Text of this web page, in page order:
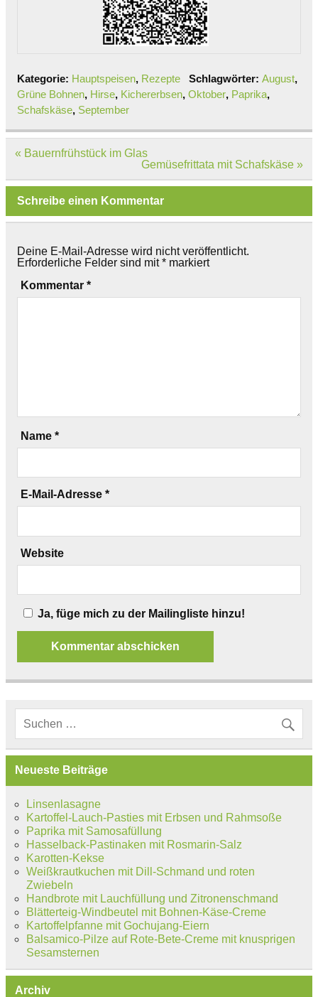
Kategorie: Hauptspeisen, Rezepte Schlagwörter: August,
Grüne Bohnen, Hirse, Kichererbsen, Oktober, Paprika,
Schafskäse, September
Beitragsnavigation
« Bauernfrühstück im Glas
Gemüsefrittata mit Schafskäse »
Schreibe einen Kommentar
Deine E-Mail-Adresse wird nicht veröffentlicht.
Erforderliche Felder sind mit* markiert
Kommentar *
Name *
E-Mail-Adresse *
Website
Ja, füge mich zu der Mailingliste hinzu!
Neueste Beiträge
Linsenlasagne
Kartoffel-Lauch-Pasties mit Erbsen und Rahmsoße
Paprika mit Samosafüllung
Hasselback-Pastinaken mit Rosmarin-Salz
Karotten-Kekse
Weißkrautkuchen mit Dill-Schmand und roten
Zwiebeln
Handbrote mit Lauchfüllung und Zitronenschmand
Blätterteig-Windbeutel mit Bohnen-Käse-Creme
Kartoffelpfanne mit Gochujang-Eiern
Balsamico-Pilze auf Rote-Bete-Creme mit knusprigen
Sesamsternen
Archiv